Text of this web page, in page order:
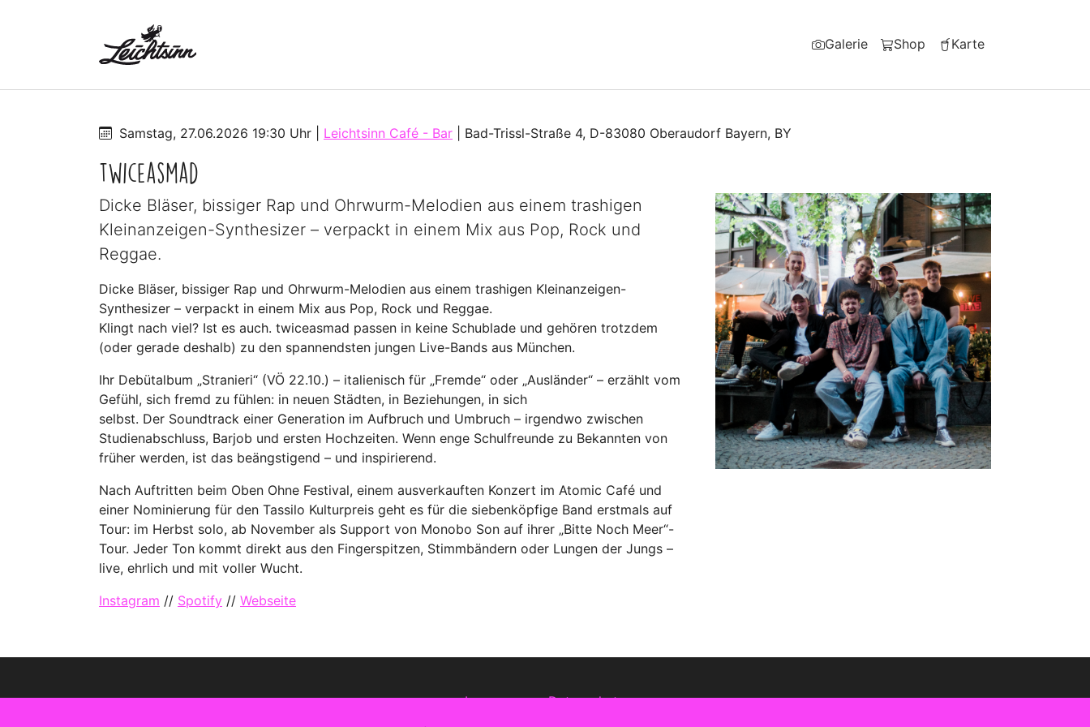
Galerie Shop Karte
Samstag, 27.06.2026 19:30 Uhr Leichtsinn Café - Bar Bad-Trissl-Straße 4, D-83080 Oberaudorf Bayern, BY
twiceasmad
Dicke Bläser, bissiger Rap und Ohrwurm-Melodien aus einem trashigen
Kleinanzeigen-Synthesizer – verpackt in einem Mix aus Pop, Rock und
Reggae.
Dicke Bläser, bissiger Rap und Ohrwurm-Melodien aus einem trashigen Kleinanzeigen-
Synthesizer – verpackt in einem Mix aus Pop, Rock und Reggae.
Klingt nach viel? Ist es auch. twiceasmad passen in keine Schublade und gehören trotzdem
(oder gerade deshalb) zu den spannendsten jungen Live-Bands aus München.
Ihr Debütalbum „Stranieri“ (VÖ 22.10.) – italienisch für „Fremde“ oder „Ausländer“ – erzählt vom
Gefühl, sich fremd zu fühlen: in neuen Städten, in Beziehungen, in sich
selbst. Der Soundtrack einer Generation im Aufbruch und Umbruch – irgendwo zwischen
Studienabschluss, Barjob und ersten Hochzeiten. Wenn enge Schulfreunde zu Bekannten von
früher werden, ist das beängstigend – und inspirierend.
Nach Auftritten beim Oben Ohne Festival, einem ausverkauften Konzert im Atomic Café und
einer Nominierung für den Tassilo Kulturpreis geht es für die siebenköpfige Band erstmals auf
Tour: im Herbst solo, ab November als Support von Monobo Son auf ihrer „Bitte Noch Meer“-
Tour. Jeder Ton kommt direkt aus den Fingerspitzen, Stimmbändern oder Lungen der Jungs –
live, ehrlich und mit voller Wucht.
Instagram // Spotify // Webseite
Impressum Datenschutz